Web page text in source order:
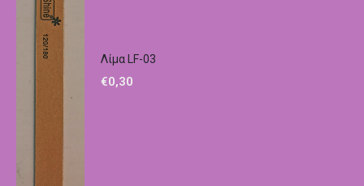
Λίμα LF-03
€0,30